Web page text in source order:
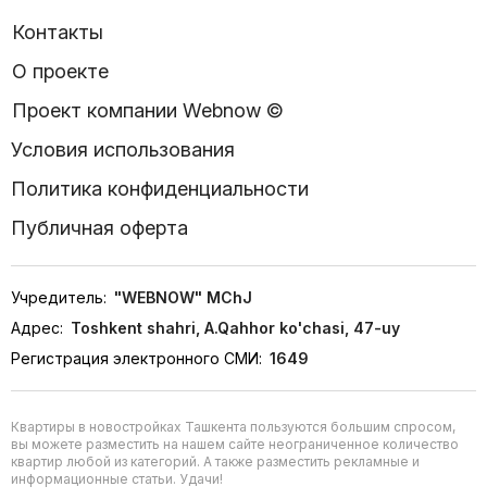
Контакты
О проекте
Проект компании Webnow ©
Условия использования
Политика конфиденциальности
Публичная оферта
Учредитель: "WEBNOW" MChJ
Адрес: Toshkent shahri, A.Qahhor ko'chasi, 47-uy
Регистрация электронного СМИ: 1649
Квартиры в новостройках Ташкента пользуются большим спросом,
вы можете разместить на нашем сайте неограниченное количество
квартир любой из категорий. А также разместить рекламные и
информационные статьи. Удачи!